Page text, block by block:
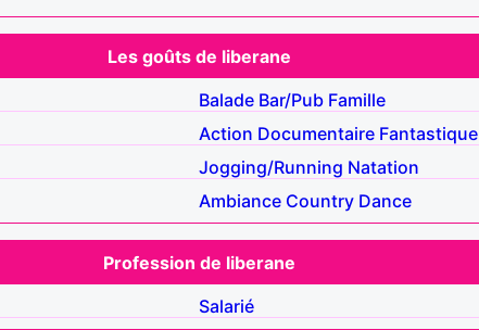
Les goûts de liberane
Balade Bar/Pub Famille
Action Documentaire Fantastique
Jogging/Running Natation
Ambiance Country Dance
Profession de liberane
Salarié